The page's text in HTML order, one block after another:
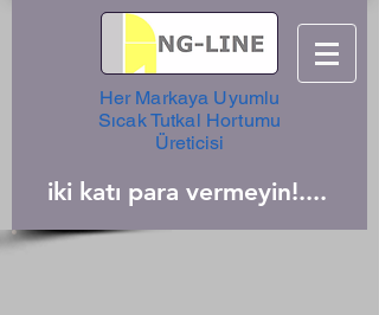
Her Markaya Uyumlu
Sıcak Tutkal Hortumu
Üreticisi
iki katı para vermeyin!....